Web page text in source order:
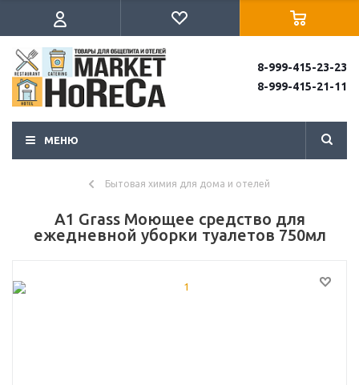
8-999-415-23-23
8-999-415-21-11
МЕНЮ
Бытовая химия для дома и отелей
А1 Grass Моющее средство для
ежедневной уборки туалетов 750мл